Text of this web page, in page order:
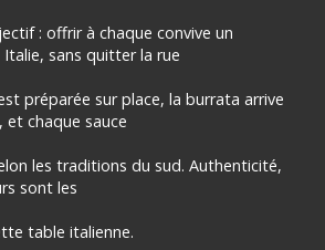
: offrir à chaque convive un
sans quitter la rue
préparée sur place, la burrata arrive
et chaque sauce
les traditions du sud. Authenticité,
sont les
table italienne.